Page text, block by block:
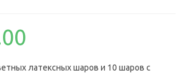
латексных шаров и 10 шаров с